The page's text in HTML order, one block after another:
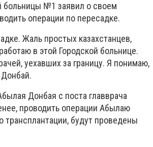
больницы №1 заявил о своем
операции по пересадке.
Жаль простых казахстанцев,
в этой Городской больнице.
уехавших за границу. Я понимаю,
Донбая с поста главврача
проводить операции Абылаю
будут проведены